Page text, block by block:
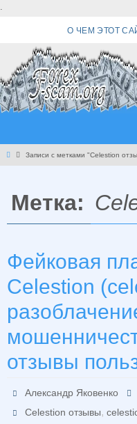
.
О ЧЕМ ЭТОТ
Главная
Записи с метками "Celestion
Метка:
Фейковая
Celestion
отзывы
Александр Яковенко
Celestion отзывы,